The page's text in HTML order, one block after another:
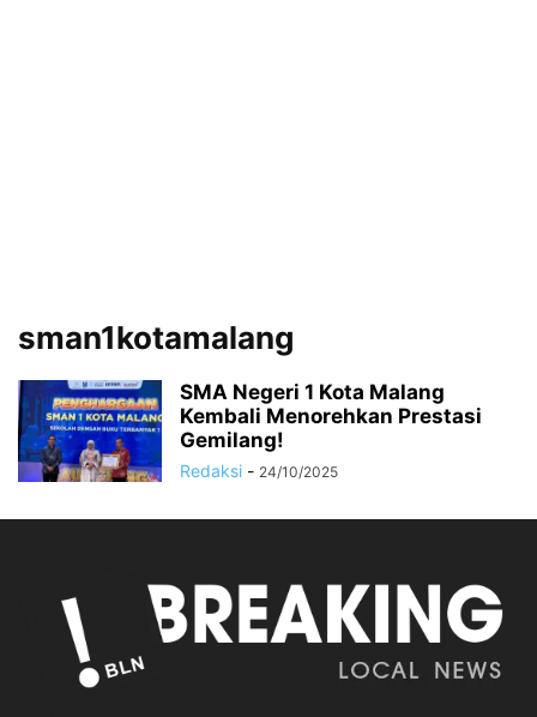
sman1kotamalang
SMA Negeri 1 Kota Malang
Kembali Menorehkan Prestasi
Gemilang!
Redaksi - 24/10/2025